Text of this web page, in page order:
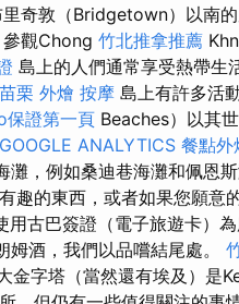
奇敦（Bridgetown）以南
觀Chong 竹北推拿推薦
島上的人們通常享受熱帶生
苗栗 外燴 按摩 島上有許多活
保證第一頁 Beaches）以其
GOOGLE ANALYTICS 餐點外
，例如桑迪巷海灘和佩恩
趣的東西，或者如果您願意
用古巴簽證（電子旅遊卡）
酒，我們以品嚐結尾處。
金字塔（當然還有埃及）是